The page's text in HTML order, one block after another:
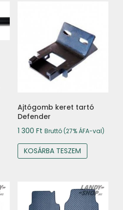
Ajtógomb keret tartó
Defender
1 300 Ft Bruttó (27% ÁFA-val)
KOSÁRBA TESZEM